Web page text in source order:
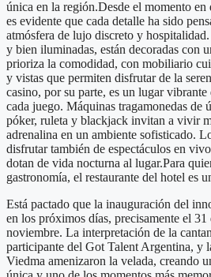
única en la región.Desde el momento en
es evidente que cada detalle ha sido
atmósfera de lujo discreto y
y bien iluminadas, están decoradas con
prioriza la comodidad, con mobiliario
y vistas que permiten disfrutar de la
casino, por su parte, es un lugar
cada juego. Máquinas tragamonedas de
póker, ruleta y blackjack invitan a vivir
adrenalina en un ambiente sofisticado.
disfrutar también de espectáculos en
dotan de vida nocturna al lugar.Para
gastronomía, el restaurante del hotel es
Está pactado que la inauguración del
en los próximos días, precisamente el
noviembre. La interpretación de la
participante del Got Talent Argentina, y
Viedma amenizaron la velada, creando